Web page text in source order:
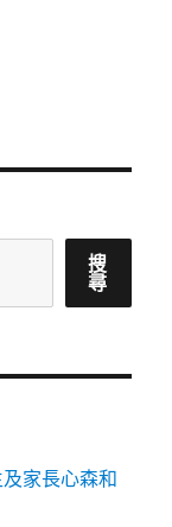
搜
尋
家長心森和